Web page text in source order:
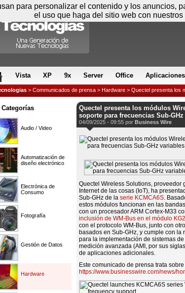
Vista XP 9x Server Office Aplicaciones
> Communicados de prensa > Hardware > Quectel presenta los
Categorías
Audio / Video
Automatización de
diseño electrónico
Electrónica de
Consumo
Fotografía
Gestión de Datos
Hardware
Quectel presenta los módulos
soporte para frecuencias Sub-
04/09/2025 - 09:55 por Business Wire
Quectel Wireless Solutions, proveedor
Internet de las cosas (IoT), ha
Sub-GHz de la serie KCMCA6S.
estos módulos funcionan en las
con un procesador ARM Cortex-M33
inclusión de WM-Bus en el módulo
con el protocolo WM-Bus, junto con
basados en Sub-GHz, y cumple con
para la implementación de sistemas
medición avanzada (AMI, por sus
de aplicaciones adicionales.
Este comunicado de prensa trata
https://www.businesswire.com/news/
para personalizar el contenido y los anuncios,
el uso que haga del sitio web con